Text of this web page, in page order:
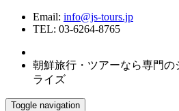
Email: info@js-tours.jp
TEL: 03-6264-8765
朝鮮旅行・ツアーなら専門
ライズ
Toggle navigation